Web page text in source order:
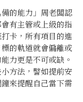
的能力」周老闆認
有主管或上級的指
卡，所有項目的進
的軌道就會偏離或
力更是不可或缺。
方法，譬如提前安
來提醒自己當下需